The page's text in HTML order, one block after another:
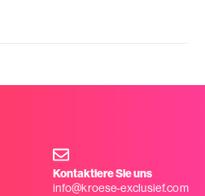
Kontaktiere Sie uns
info@kroese-exclusief.com